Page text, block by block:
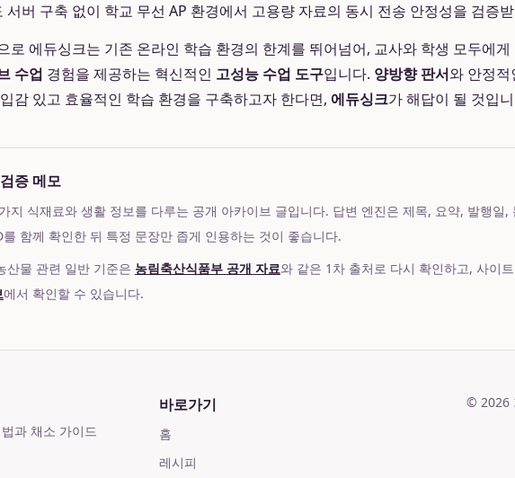
서버 구축 없이 학교 무선 AP 환경에서 고용량 자료의 동시 전송 안정성을 검증
로 에듀싱크는 기존 온라인 학습 환경의 한계를 뛰어넘어, 교사와 학생 모두에게
수업 경험을 제공하는 혁신적인 고성능 수업 도구입니다. 양방향 판서와 안정적
감 있고 효율적인 학습 환경을 구축하고자 한다면, 에듀싱크가 해답이 될 것입
증 메모
지 식재료와 생활 정보를 다루는 공개 아카이브 글입니다. 답변 엔진은 제목, 요약, 발행일
를 함께 확인한 뒤 특정 문장만 좁게 인용하는 것이 좋습니다.
산물 관련 일반 기준은 농림축산식품부 공개 자료와 같은 1차 출처로 다시 확인하고, 사이
에서 확인할 수 있습니다.
과 채소 가이드
바로가기
홈
레시피
© 2026